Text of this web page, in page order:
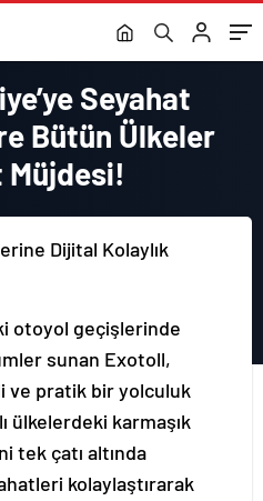
Seyahat
Bütün Ülkeler
Dijital Kolaylık
otoyol geçişlerinde
sunan Exotoll,
ve pratik bir yolculuk
ülkelerdeki karmaşık
tek çatı altında
kolaylaştırarak